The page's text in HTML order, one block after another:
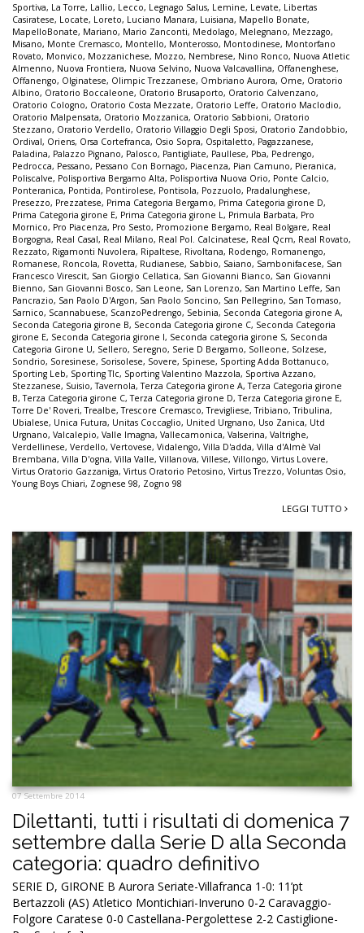
Sportiva, La Torre, Lallio, Lecco, Legnago Salus, Lemine, Levate, Libertas
Casiratese, Locate, Loreto, Luciano Manara, Luisiana, Mapello Bonate,
MapelloBonate, Mariano, Mario Zanconti, Medolago, Melegnano, Mezzago,
Misano, Monte Cremasco, Montello, Monterosso, Montodinese, Montorfano
Rovato, Monvico, Mozzanichese, Mozzo, Nembrese, Nino Ronco, Nuova Atletic
Almenno, Nuova Frontiera, Nuova Selvino, Nuova Valcavallina, Offanenghese,
Offanengo, Olginatese, Olimpic Trezzanese, Ombriano Aurora, Ome, Oratorio
Albino, Oratorio Boccaleone, Oratorio Brusaporto, Oratorio Calvenzano,
Oratorio Cologno, Oratorio Costa Mezzate, Oratorio Leffe, Oratorio Maclodio,
Oratorio Malpensata, Oratorio Mozzanica, Oratorio Sabbioni, Oratorio
Stezzano, Oratorio Verdello, Oratorio Villaggio Degli Sposi, Oratorio Zandobbio,
Ordival, Oriens, Orsa Cortefranca, Osio Sopra, Ospitaletto, Pagazzanese,
Paladina, Palazzo Pignano, Palosco, Pantigliate, Paullese, Pba, Pedrengo,
Pedrocca, Pessano, Pessano Con Bornago, Piacenza, Pian Camuno, Pieranica,
Poliscalve, Polisportiva Bergamo Alta, Polisportiva Nuova Orio, Ponte Calcio,
Ponteranica, Pontida, Pontirolese, Pontisola, Pozzuolo, Pradalunghese,
Presezzo, Prezzatese, Prima Categoria Bergamo, Prima Categoria girone D,
Prima Categoria girone E, Prima Categoria girone L , Primula Barbata, Pro
Mornico, Pro Piacenza, Pro Sesto, Promozione Bergamo, Real Bolgare, Real
Borgogna, Real Casal, Real Milano, Real Pol. Calcinatese, Real Qcm, Real Rovato,
Rezzato, Rigamonti Nuvolera, Ripaltese, Rivoltana, Rodengo, Romanengo,
Romanese, Roncola, Rovetta, Rudianese, Sabbio, Saiano, Sambonifacese, San
Francesco Virescit, San Giorgio Cellatica, San Giovanni Bianco, San Giovanni
Bienno, San Giovanni Bosco, San Leone, San Lorenzo, San Martino Leffe, San
Pancrazio, San Paolo D'Argon, San Paolo Soncino, San Pellegrino, San Tomaso,
Sarnico, Scannabuese, ScanzoPedrengo, Sebinia, Seconda Categoria girone A,
Seconda Categoria girone B, Seconda Categoria girone C, Seconda Categoria
girone E, Seconda Categoria girone I, Seconda categoria girone S, Seconda
Categoria Girone U, Sellero, Seregno, Serie D Bergamo, Solleone, Solzese,
Sondrio, Soresinese, Sorisolese, Sovere, Spinese, Sporting Adda Bottanuco,
Sporting Leb, Sporting Tlc, Sporting Valentino Mazzola, Sportiva Azzano,
Stezzanese, Suisio,Tavernola,Terza Categoria girone A,Terza Categoria girone
B,Terza Categoria girone C,Terza Categoria girone D,Terza Categoria girone E,
Torre De' Roveri,Trealbe,Trescore Cremasco,Trevigliese,Tribiano,Tribulina,
Ubialese, Unica Futura, Unitas Coccaglio, United Urgnano, Uso Zanica, Utd
Urgnano, Valcalepio, Valle Imagna, Vallecamonica, Valserina, Valtrighe,
Verdellinese, Verdello, Vertovese, Vidalengo, Villa D'adda, Villa d'Almè Val
Brembana, Villa D'ogna, Villa Valle, Villanova, Villese, Villongo, Virtus Lovere,
Virtus Oratorio Gazzaniga, Virtus Oratorio Petosino, Virtus Trezzo, Voluntas Osio,
Young Boys Chiari, Zognese 98, Zogno 98
LEGGI TUTTO
07 Settembre 2014
Dilettanti, tutti i risultati di domenica 7
settembre dalla Serie D alla Seconda
categoria: quadro definitivo
SERIE D, GIRONE B Aurora Seriate-Villafranca 1-0: 11’pt
Bertazzoli (AS) Atletico Montichiari-Inveruno 0-2 Caravaggio-
Folgore Caratese 0-0 Castellana-Pergolettese 2-2 Castiglione-